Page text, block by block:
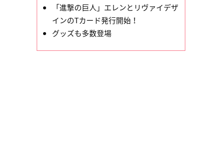
「進撃の巨人」エレンとリヴァイデザ
インのTカード発行開始！
グッズも多数登場